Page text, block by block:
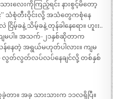
းလေးကိုကြည့်ရင်း နားစွင့်မိတော့
သံစုံတီးဝိုင်းလို့ အသံတွေကစုံနေ
မ့်ခနဲ့ သိမ့်ခနဲ့ တုန်ခါနေရော။ ဟူးး..
မပါ။ အသက်-၂၁နှစ်ဆိုတာက
နေတဲ့ အရွယ်မဟုတ်ပါလား။ ကျမ
စ လွတ်လွတ်လပ်လပ်နေချင်လို့ တစ်နှစ်
တာ။ အခု သားသားက ၁၁လရှိပြီ။